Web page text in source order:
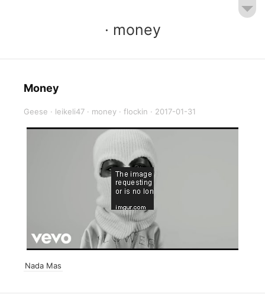
· money
Money
Geese · leikeli47 · money · flockin · 2017-01-31
Nada Mas